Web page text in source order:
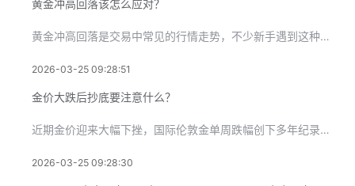
黄金冲高回落该怎么应对？
黄金冲高回落是交易中常见的行情走势，不少新手遇到这种情况，要
2026-03-25 09:28:51
金价大跌后抄底要注意什么？
近期金价迎来大幅下挫，国际伦敦金单周跌幅创下多年纪录，国内金
2026-03-25 09:28:30